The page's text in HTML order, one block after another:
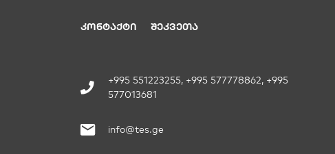
ᲙᲝᲜᲢᲐᲥᲢᲘ ᲨᲔᲙᲕᲔᲗᲐ
+995 551223255, +995 577778862, +995
577013681
info@tes.ge